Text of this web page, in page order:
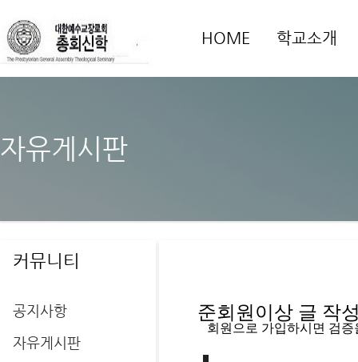
HOME 학교소개
자유게시판
커뮤니티
공지사항
자유게시판
준회원이상 글 작
회원으로 가입하시면 검